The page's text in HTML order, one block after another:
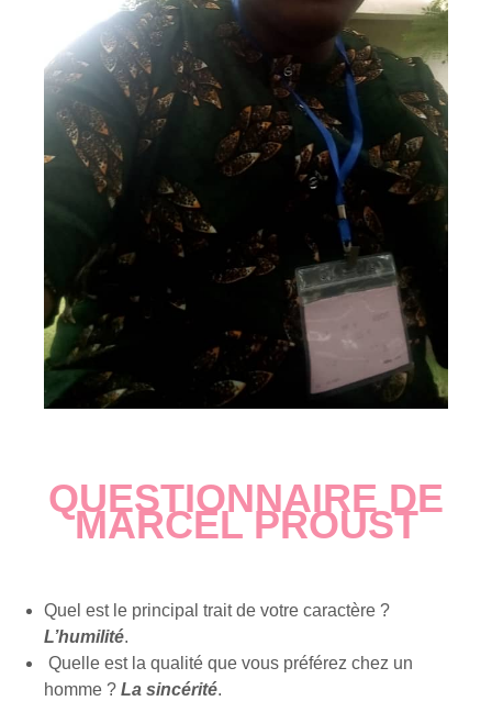
QUESTIONNAIRE DE
MARCEL PROUST
Quel est le principal trait de votre caractère ?
L’humilité.
Quelle est la qualité que vous préférez chez un
homme ? La sincérité.